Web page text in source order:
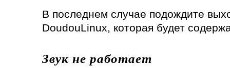
В последнем случае подождите
DoudouLinux, которая будет
Звук не работает